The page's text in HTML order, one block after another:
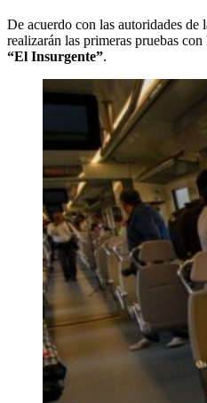
De acuerdo con las autoridades
realizarán las primeras pruebas con
“El Insurgente”.